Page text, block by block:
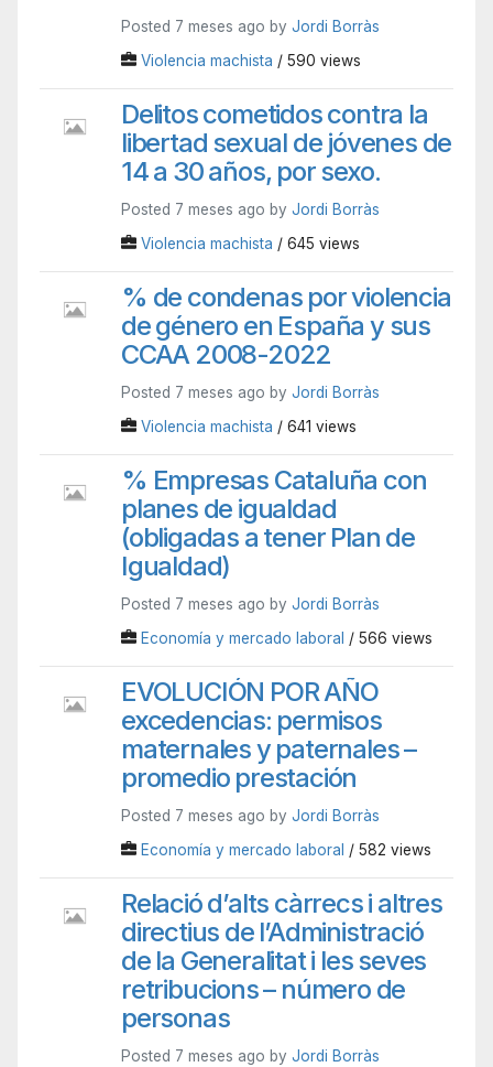
Posted 7 meses ago by Jordi Borràs
Violencia machista / 590 views
Delitos cometidos contra la
libertad sexual de jóvenes de
14 a 30 años, por sexo.
Posted 7 meses ago by Jordi Borràs
Violencia machista / 645 views
% de condenas por violencia
de género en España y sus
CCAA 2008-2022
Posted 7 meses ago by Jordi Borràs
Violencia machista / 641 views
% Empresas Cataluña con
planes de igualdad
(obligadas a tener Plan de
Igualdad)
Posted 7 meses ago by Jordi Borràs
Economía y mercado laboral / 566 views
EVOLUCIÓN POR AÑO
excedencias: permisos
maternales y paternales –
promedio prestación
Posted 7 meses ago by Jordi Borràs
Economía y mercado laboral / 582 views
Relació d’alts càrrecs i altres
directius de l’Administració
de la Generalitat i les seves
retribucions – número de
personas
Posted 7 meses ago by Jordi Borràs